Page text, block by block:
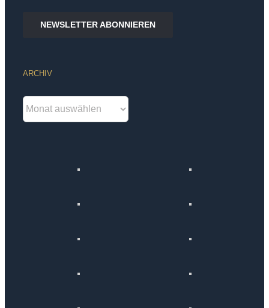
NEWSLETTER ABONNIEREN
ARCHIV
Archiv